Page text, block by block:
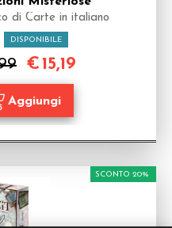
di Carte in italiano
DISPONIBILE
€15,19
SCONTO 20%